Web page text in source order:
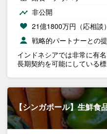
非公開
21億1800万円（応相談）
戦略的パートナーとの
インドネシアでは非常に有
長期契約を可能にしている
【シンガポール】生鮮食